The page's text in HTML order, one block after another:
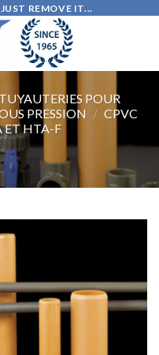
REMOVE IT...
POUR
PRESSION / CPVC
ET HTA-F